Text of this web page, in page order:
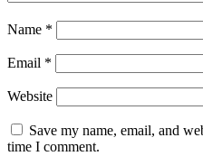
Name *
Email *
Website
Save my name, email, and
time I comment.